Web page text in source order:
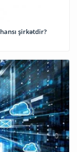
şirkətdir?